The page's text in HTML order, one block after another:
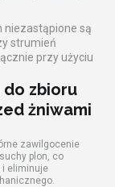
niezastąpione są
strumień
przy użyciu
do zbioru
żniwami
zawilgocenie
plon, co
i eliminuje